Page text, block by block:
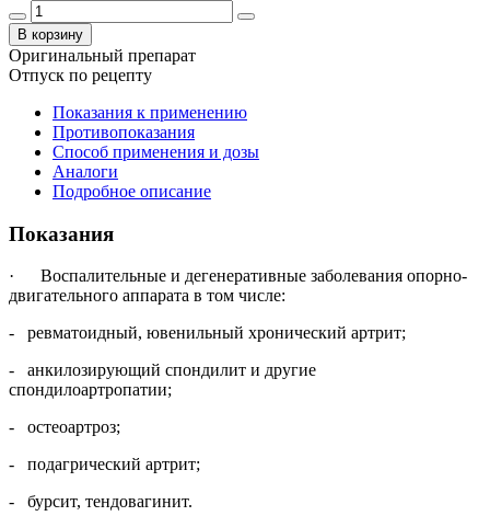
В корзину
Оригинальный препарат
Отпуск по рецепту
Показания к применению
Противопоказания
Способ применения и дозы
Аналоги
Подробное описание
Показания
· Воспалительные и дегенеративные заболевания опорно-
двигательного аппарата в том числе:
- ревматоидный, ювенильный хронический артрит;
- анкилозирующий спондилит и другие
спондилоартропатии;
- остеоартроз;
- подагрический артрит;
- бурсит, тендовагинит.